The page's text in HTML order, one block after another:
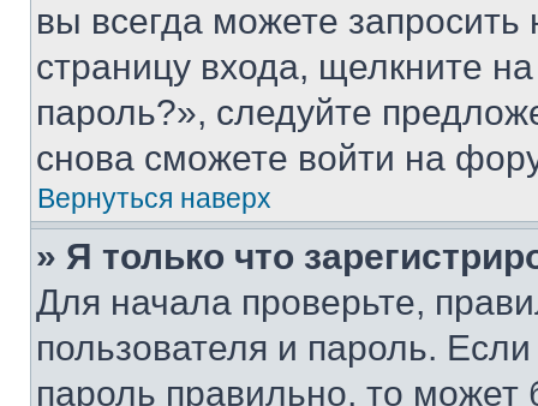
вы всегда можете
страницу входа, щелкните
пароль?», следуйте
снова сможете войти на
Вернуться наверх
» Я только что
Для начала проверьте,
пользователя и пароль.
пароль правильно, то может